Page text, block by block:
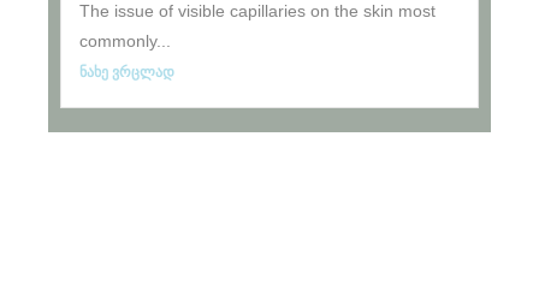
The issue of visible capillaries on the skin most
commonly...
ნახე ვრცლად